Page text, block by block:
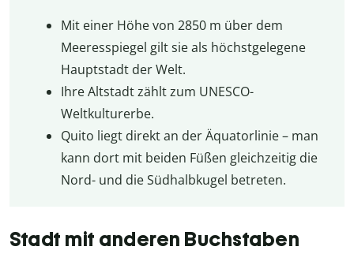
Mit einer Höhe von 2850 m über dem
Meeresspiegel gilt sie als höchstgelegene
Hauptstadt der Welt.
Ihre Altstadt zählt zum UNESCO-
Weltkulturerbe.
Quito liegt direkt an der Äquatorlinie – man
kann dort mit beiden Füßen gleichzeitig die
Nord- und die Südhalbkugel betreten.
Stadt mit anderen Buchstaben